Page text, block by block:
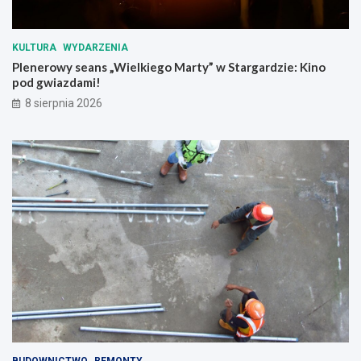
KULTURA WYDARZENIA
Plenerowy seans „Wielkiego Marty” w Stargardzie: Kino
pod gwiazdami!
8 sierpnia 2026